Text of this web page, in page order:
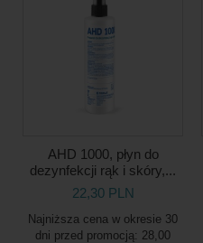
AHD 1000, płyn do
dezynfekcji rąk i skóry,...
22,30 PLN
Najniższa cena w okresie 30
dni przed promocją: 28,00